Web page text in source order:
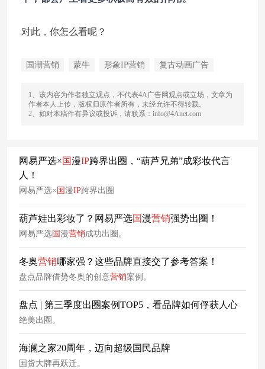
对此，你怎么看呢？
国潮营销 蒙牛 形象IP营销 复古动画广告
1、该内容为作者独立观点，不代表4A广告网观点或立场，文章为
作者本人上传，版权归原作者所有，未经允许不得转载。
2、如对本稿件有异议或投诉，请联系：info@4Anet.com
网易严选× 国漫IP跨界出圈，“葫芦兄弟”成彩妆代言
人！
网易严选× 国 漫IP跨界出圈
葫芦娃出彩妆了？网易严选国漫营销强势出圈！
网易严选 国 漫营销成功出圈。
冬奥营销哪家强？这些品牌直接交了参考答案！
盘点品牌借势冬奥的创意营销案例。
盘点 | 第三季度出圈案例TOP5，看品牌如何俘获人心
绝美出圈。
海澜之家20周年，迈向超级国民品牌
国货大牌再跃迁。